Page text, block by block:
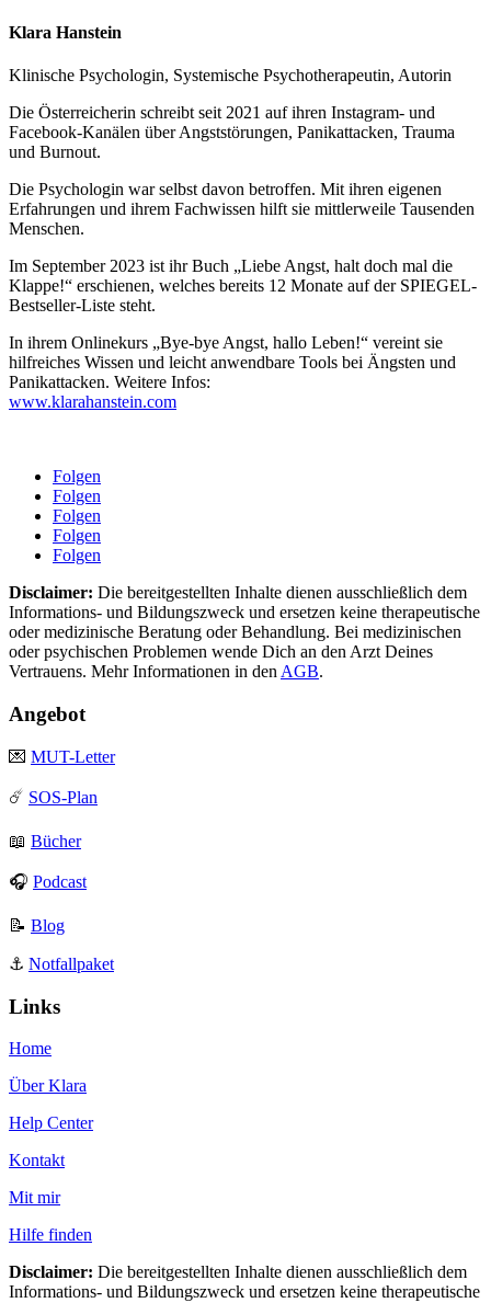
Klara Hanstein
Klinische Psychologin, Systemische Psychotherapeutin, Autorin
Die Österreicherin schreibt seit 2021 auf ihren Instagram- und
Facebook-Kanälen über Angststörungen, Panikattacken, Trauma
und Burnout.
Die Psychologin war selbst davon betroffen. Mit ihren eigenen
Erfahrungen und ihrem Fachwissen hilft sie mittlerweile Tausenden
Menschen.
Im September 2023 ist ihr Buch „Liebe Angst, halt doch mal die
Klappe!“ erschienen, welches bereits 12 Monate auf der SPIEGEL-
Bestseller-Liste steht.
In ihrem Onlinekurs „Bye-bye Angst, hallo Leben!“ vereint sie
hilfreiches Wissen und leicht anwendbare Tools bei Ängsten und
Panikattacken. Weitere Infos:
www.klarahanstein.com
Folgen
Folgen
Folgen
Folgen
Folgen
Disclaimer: Die bereitgestellten Inhalte dienen ausschließlich dem
Informations- und Bildungszweck und ersetzen keine therapeutische
oder medizinische Beratung oder Behandlung. Bei medizinischen
oder psychischen Problemen wende Dich an den Arzt Deines
Vertrauens. Mehr Informationen in den AGB.
Angebot
💌 MUT-Letter
☄️ SOS-Plan
📖 Bücher
🎧 Podcast
📝 Blog
⚓️ Notfallpaket
Links
Home
Über Klara
Help Center
Kontakt
Mit mir
Hilfe finden
Disclaimer: Die bereitgestellten Inhalte dienen ausschließlich dem
Informations- und Bildungszweck und ersetzen keine therapeutische